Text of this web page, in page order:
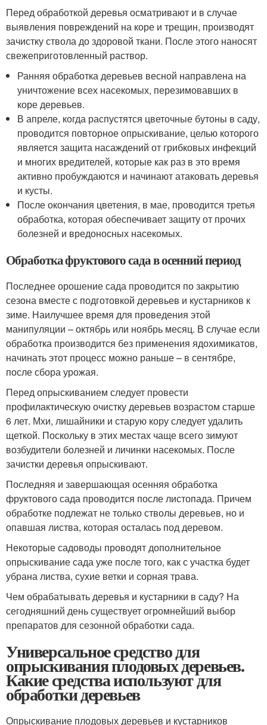
Перед обработкой деревья осматривают и в случае
выявления повреждений на коре и трещин, производят
зачистку ствола до здоровой ткани. После этого наносят
свежеприготовленный раствор.
Ранняя обработка деревьев весной направлена на
уничтожение всех насекомых, перезимовавших в
коре деревьев.
В апреле, когда распустятся цветочные бутоны в саду,
проводится повторное опрыскивание, целью которого
является защита насаждений от грибковых инфекций
и многих вредителей, которые как раз в это время
активно пробуждаются и начинают атаковать деревья
и кусты.
После окончания цветения, в мае, проводится третья
обработка, которая обеспечивает защиту от прочих
болезней и вредоносных насекомых.
Обработка фруктового сада в осенний период
Последнее орошение сада проводится по закрытию
сезона вместе с подготовкой деревьев и кустарников к
зиме. Наилучшее время для проведения этой
манипуляции – октябрь или ноябрь месяц. В случае если
обработка производится без применения ядохимикатов,
начинать этот процесс можно раньше – в сентябре,
после сбора урожая.
Перед опрыскиванием следует провести
профилактическую очистку деревьев возрастом старше
6 лет. Мхи, лишайники и старую кору следует удалить
щеткой. Поскольку в этих местах чаще всего зимуют
возбудители болезней и личинки насекомых. После
зачистки деревья опрыскивают.
Последняя и завершающая осенняя обработка
фруктового сада проводится после листопада. Причем
обработке подлежат не только стволы деревьев, но и
опавшая листва, которая осталась под деревом.
Некоторые садоводы проводят дополнительное
опрыскивание сада уже после того, как с участка будет
убрана листва, сухие ветки и сорная трава.
Чем обрабатывать деревья и кустарники в саду? На
сегодняшний день существует огромнейший выбор
препаратов для сезонной обработки сада.
Универсальное средство для
опрыскивания плодовых деревьев.
Какие средства используют для
обработки деревьев
Опрыскивание плодовых деревьев и кустарников